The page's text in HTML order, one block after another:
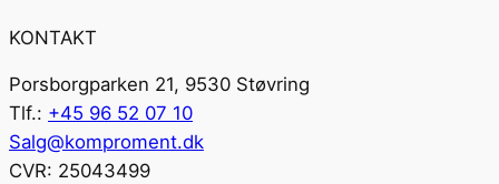
KONTAKT
Porsborgparken 21, 9530 Støvring
Tlf.: +45 96 52 07 10
Salg@komproment.dk
CVR: 25043499